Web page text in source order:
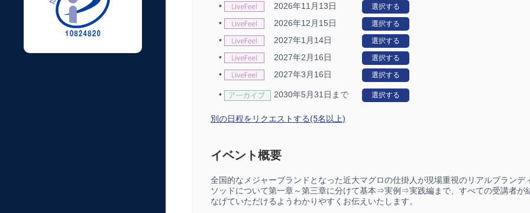
• 2026年11月13日 選択する
• 2026年12月15日 選択する
• 2027年1月14日 選択する
• 2027年2月16日 選択する
• 2027年3月16日 選択する
• 2030年5月31日まで 選択する
別の日程をリクエストする(5名以上)
イベント概要
全国的なメジャーブランドとなった近大マグロの仕掛人が現場重視のリアルブランデ
ソッドについて第一章～第三章に分けて基本⇒実例⇒実践編まで、すべての受講者が
なげていただけるようわかりやすくお伝えいたします。